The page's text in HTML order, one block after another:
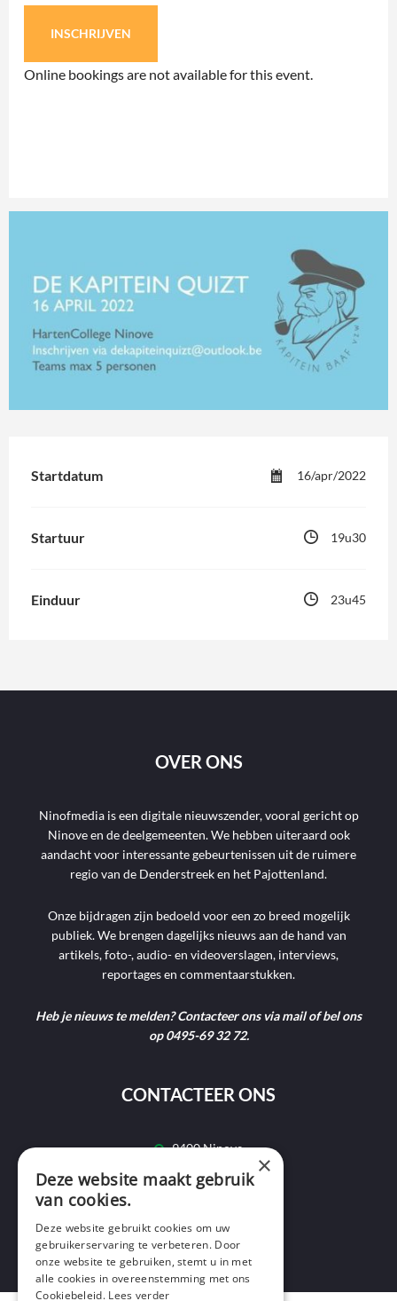
INSCHRIJVEN
Online bookings are not available for this event.
Startdatum 16/apr/2022
Startuur 19u30
Einduur 23u45
OVER ONS
Ninofmedia is een digitale nieuwszender, vooral gericht op
Ninove en de deelgemeenten. We hebben uiteraard ook
aandacht voor interessante gebeurtenissen uit de ruimere
regio van de Denderstreek en het Pajottenland.
Onze bijdragen zijn bedoeld voor een zo breed mogelijk
publiek. We brengen dagelijks nieuws aan de hand van
artikels, foto-, audio- en videoverslagen, interviews,
reportages en commentaarstukken.
Heb je nieuws te melden? Contacteer ons via mail of bel ons
op 0495-69 32 72.
CONTACTEER ONS
9400 Ninove
info@ninofmedia.tv
+32 495 69 32 72
×
Deze website maakt gebruik
van cookies.
Deze website gebruikt cookies om uw
gebruikerservaring te verbeteren. Door
onze website te gebruiken, stemt u in met
alle cookies in overeenstemming met ons
Cookiebeleid. Lees verder